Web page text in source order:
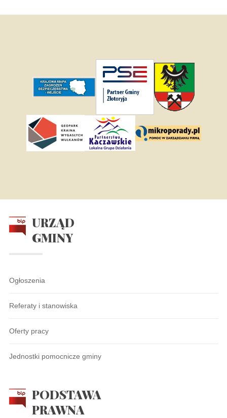
URZĄD
GMINY
Ogłoszenia
Referaty i stanowiska
Oferty pracy
Jednostki pomocnicze gminy
PODSTAWA
PRAWNA